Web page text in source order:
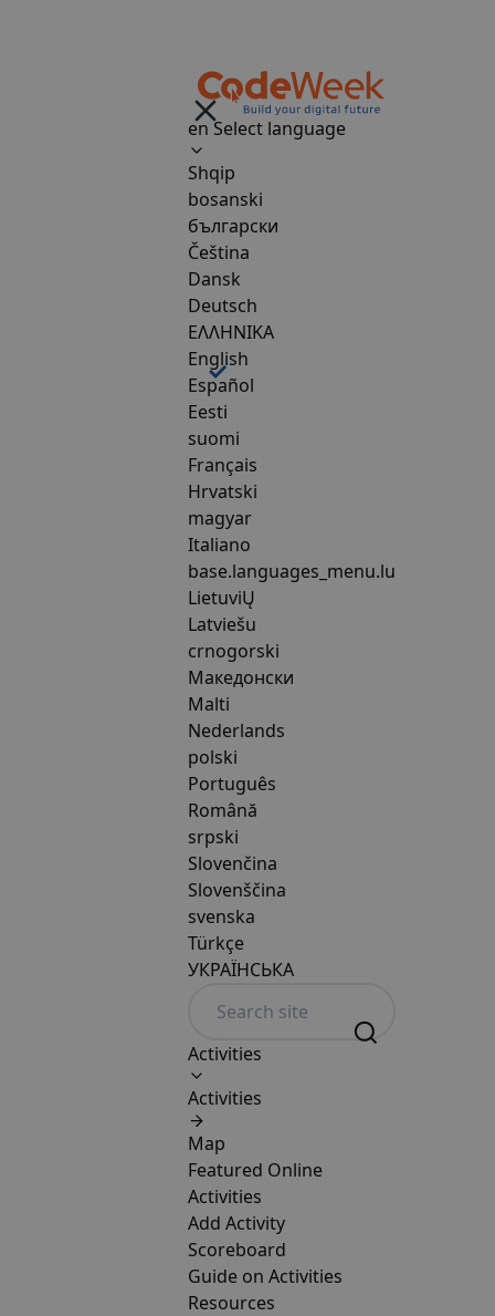
en Select language
Shqip
bosanski
български
Čeština
Dansk
Deutsch
ΕΛΛΗΝΙΚΑ
English
Español
Eesti
suomi
Français
Hrvatski
magyar
Italiano
base.languages_menu.lu
LietuviŲ
Latviešu
crnogorski
Македонски
Malti
Nederlands
polski
Português
Română
srpski
Slovenčina
Slovenščina
svenska
Türkçe
УКРАЇНСЬКА
Activities
Activities
Map
Featured Online
Activities
Add Activity
Scoreboard
Guide on Activities
Resources